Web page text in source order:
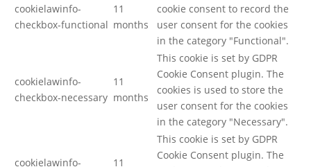
cookielawinfo-
checkbox-functional
11
months
cookie consent to record the
user consent for the cookies
in the category "Functional".
cookielawinfo-
checkbox-necessary
11
months
This cookie is set by GDPR
Cookie Consent plugin. The
cookies is used to store the
user consent for the cookies
in the category "Necessary".
cookielawinfo-
11
This cookie is set by GDPR
Cookie Consent plugin. The